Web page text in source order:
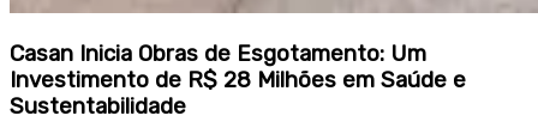
Casan Inicia Obras de Esgotamento: Um
Investimento de R$ 28 Milhões em Saúde e
Sustentabilidade